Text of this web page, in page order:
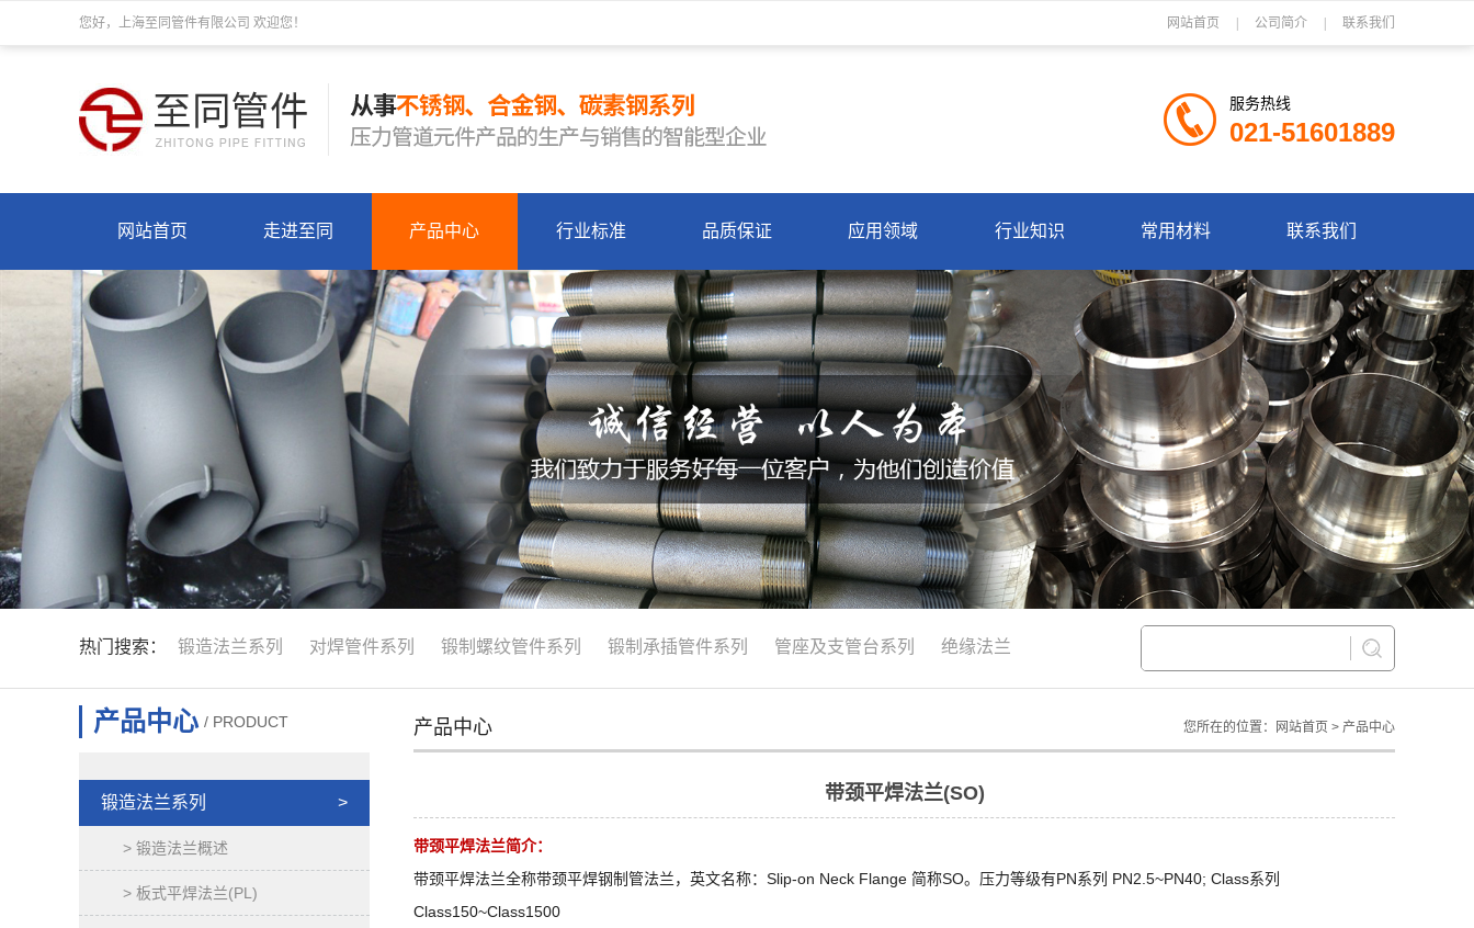
您好，上海至同管件有限公司 欢迎您！ 网站首页 公司简介 联系我们
服务热线
021-51601889
网站首页 走进至同 产品中心 行业标准 品质保证 应用领域 行业知识 常用材料 联系我们
热门搜索： 锻造法兰系列 对焊管件系列 锻制螺纹管件系列 锻制承插管件系列 管座及支管台系列 绝缘法兰
产品中心 / PRODUCT
>
锻造法兰系列
> 锻造法兰概述
> 板式平焊法兰(PL)
产品中心 您所在的位置：网站首页 > 产品中心
带颈平焊法兰(SO)
带颈平焊法兰简介：
带颈平焊法兰全称带颈平焊钢制管法兰，英文名称：Slip-on Neck Flange 简称SO。压力等级有PN系列 PN2.5~PN40; Class系列
Class150~Class1500